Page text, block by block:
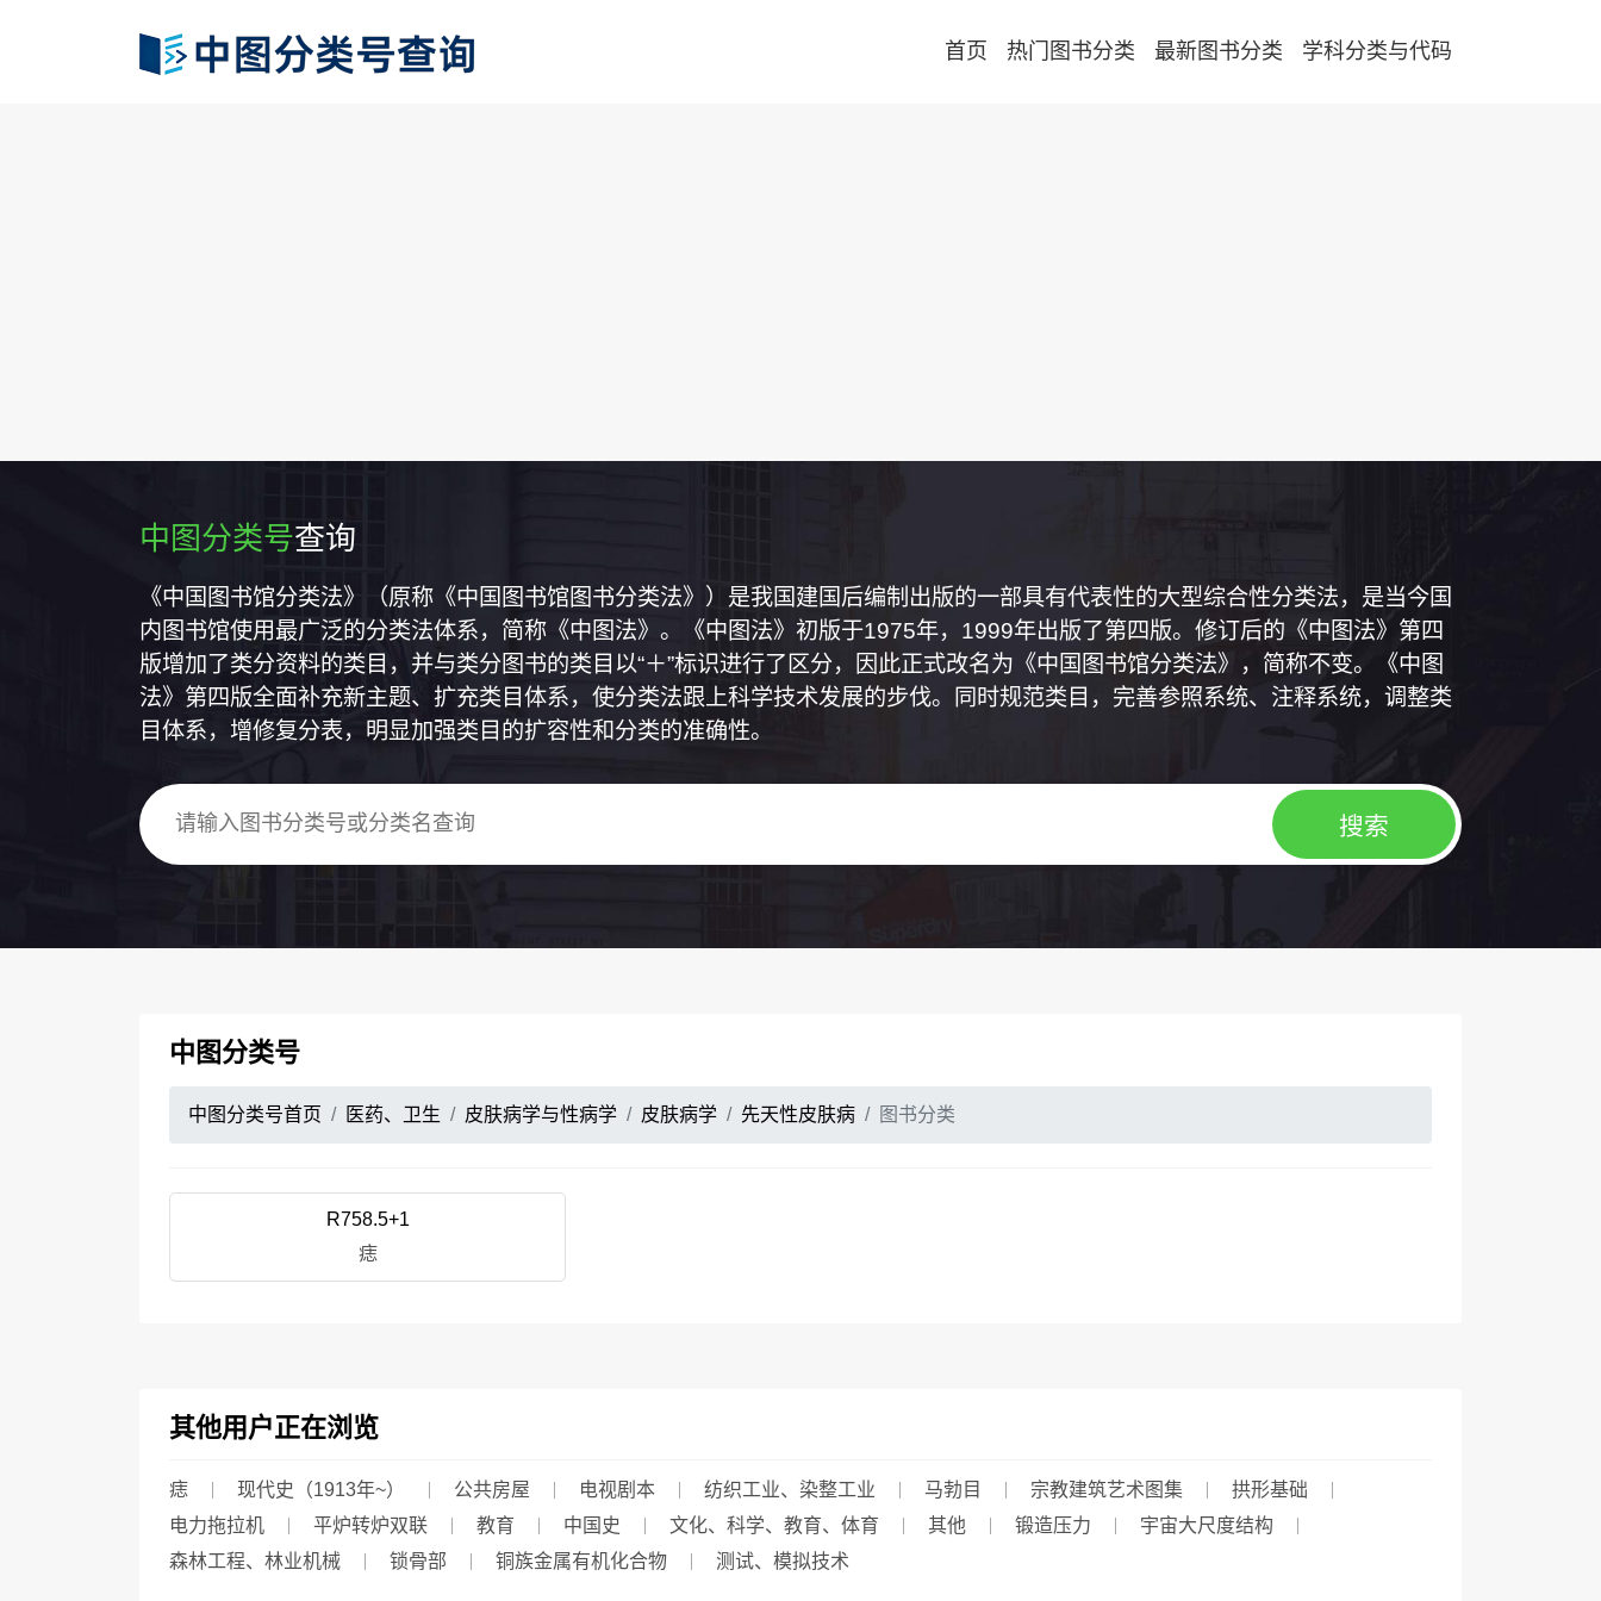
首页 热门图书分类 最新图书分类 学科分类与代码
中图分类号查询
《中国图书馆分类法》（原称《中国图书馆图书分类法》）是我国建国后编制出版的一部具有代表性的大型综合性分类法，是当今国
内图书馆使用最广泛的分类法体系，简称《中图法》。《中图法》初版于1975年，1999年出版了第四版。修订后的《中图法》第四
版增加了类分资料的类目，并与类分图书的类目以“＋”标识进行了区分，因此正式改名为《中国图书馆分类法》，简称不变。《中图
法》第四版全面补充新主题、扩充类目体系，使分类法跟上科学技术发展的步伐。同时规范类目，完善参照系统、注释系统，调整类
目体系，增修复分表，明显加强类目的扩容性和分类的准确性。
中图分类号
中图分类号首页 医药、卫生 皮肤病学与性病学 皮肤病学 先天性皮肤病 图书分类
R758.5+1
痣
其他用户正在浏览
痣 现代史（1913年~） 公共房屋 电视剧本 纺织工业、染整工业 马勃目 宗教建筑艺术图集
拱形基础
电力拖拉机
平炉转炉双联 教育 中国史 文化、科学、教育、体育 其他 锻造压力
宇宙大尺度结构
森林工程、林业机械
锁骨部 铜族金属有机化合物 测试、模拟技术